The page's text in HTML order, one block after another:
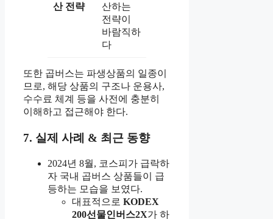
산 전략
산하는
전략이
바람직하
다
또한 곱버스는 파생상품의 일종이
므로, 해당 상품의 구조나 운용사,
수수료 체계 등을 사전에 충분히
이해하고 접근해야 한다.
7. 실제 사례 & 최근 동향
2024년 8월, 코스피가 급락하
자 국내 곱버스 상품들이 급
등하는 모습을 보였다.
대표적으로 KODEX
200선물인버스2X가 하